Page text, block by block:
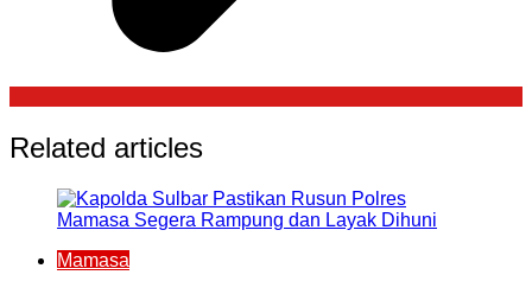
Related articles
Mamasa